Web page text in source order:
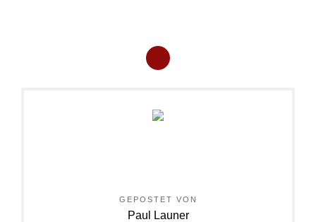
GEPOSTET VON
Paul Launer